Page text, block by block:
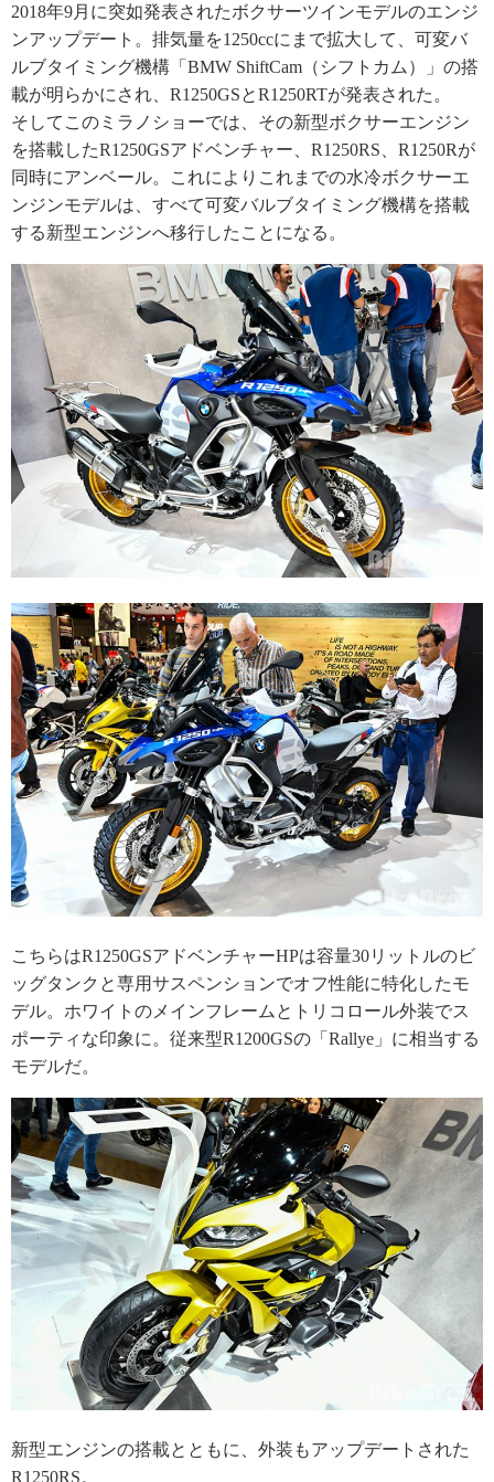
2018年9月に突如発表されたボクサーツインモデルのエンジ
ンアップデート。排気量を1250ccにまで拡大して、可変バ
ルブタイミング機構「BMW ShiftCam（シフトカム）」の搭
載が明らかにされ、R1250GSとR1250RTが発表された。
そしてこのミラノショーでは、その新型ボクサーエンジン
を搭載したR1250GSアドベンチャー、R1250RS、R1250Rが
同時にアンベール。これによりこれまでの水冷ボクサーエ
ンジンモデルは、すべて可変バルブタイミング機構を搭載
する新型エンジンへ移行したことになる。
こちらはR1250GSアドベンチャーHPは容量30リットルのビ
ッグタンクと専用サスペンションでオフ性能に特化したモ
デル。ホワイトのメインフレームとトリコロール外装でス
ポーティな印象に。従来型R1200GSの「Rallye」に相当する
モデルだ。
新型エンジンの搭載とともに、外装もアップデートされた
R1250RS。